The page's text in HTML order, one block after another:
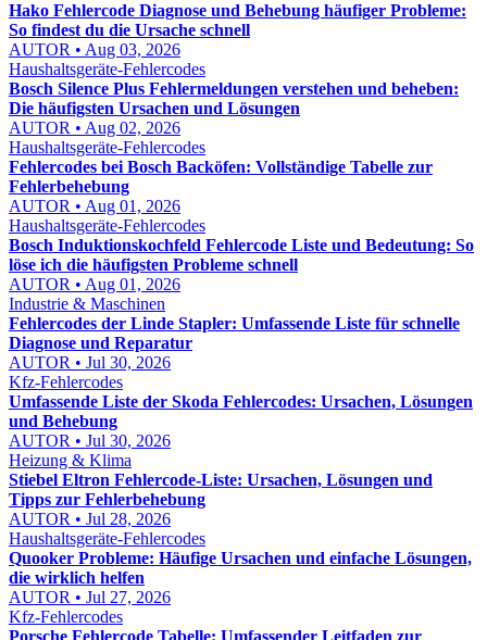
Hako Fehlercode Diagnose und Behebung häufiger Probleme:
So findest du die Ursache schnell
AUTOR • Aug 03, 2026
Haushaltsgeräte-Fehlercodes
Bosch Silence Plus Fehlermeldungen verstehen und beheben:
Die häufigsten Ursachen und Lösungen
AUTOR • Aug 02, 2026
Haushaltsgeräte-Fehlercodes
Fehlercodes bei Bosch Backöfen: Vollständige Tabelle zur
Fehlerbehebung
AUTOR • Aug 01, 2026
Haushaltsgeräte-Fehlercodes
Bosch Induktionskochfeld Fehlercode Liste und Bedeutung: So
löse ich die häufigsten Probleme schnell
AUTOR • Aug 01, 2026
Industrie & Maschinen
Fehlercodes der Linde Stapler: Umfassende Liste für schnelle
Diagnose und Reparatur
AUTOR • Jul 30, 2026
Kfz-Fehlercodes
Umfassende Liste der Skoda Fehlercodes: Ursachen, Lösungen
und Behebung
AUTOR • Jul 30, 2026
Heizung & Klima
Stiebel Eltron Fehlercode-Liste: Ursachen, Lösungen und
Tipps zur Fehlerbehebung
AUTOR • Jul 28, 2026
Haushaltsgeräte-Fehlercodes
Quooker Probleme: Häufige Ursachen und einfache Lösungen,
die wirklich helfen
AUTOR • Jul 27, 2026
Kfz-Fehlercodes
Porsche Fehlercode Tabelle: Umfassender Leitfaden zur